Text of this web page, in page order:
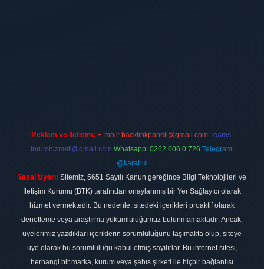
Reklam ve İletişim: E-mail: backlinkpaneli@gmail.com Teams:
forumhizmeti@gmail.com Whatsapp: 0262 606 0 726 Telegram:
@karabul
Yasal Uyarı: Sitemiz, 5651 Sayılı Kanun gereğince Bilgi Teknolojileri ve
İletişim Kurumu (BTK) tarafından onaylanmış bir Yer Sağlayıcı olarak
hizmet vermektedir. Bu nedenle, sitedeki içerikleri proaktif olarak
denetleme veya araştırma yükümlülüğümüz bulunmamaktadır. Ancak,
üyelerimiz yazdıkları içeriklerin sorumluluğunu taşımakta olup, siteye
üye olarak bu sorumluluğu kabul etmiş sayılırlar. Bu internet sitesi,
herhangi bir marka, kurum veya şahıs şirketi ile hiçbir bağlantısı